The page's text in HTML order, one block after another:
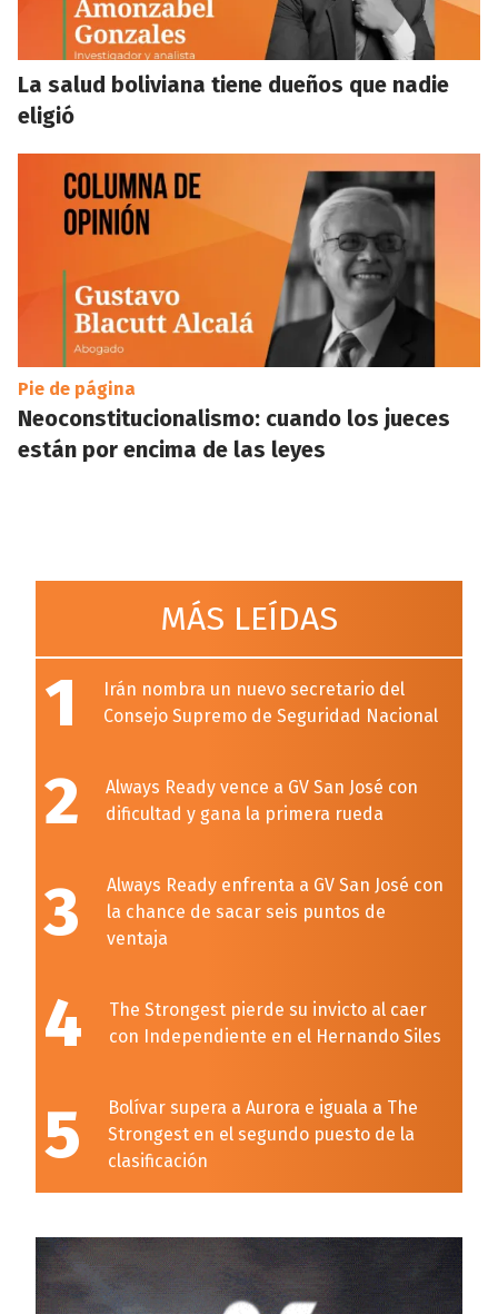
La salud boliviana tiene dueños que nadie
eligió
Pie de página
Neoconstitucionalismo: cuando los jueces
están por encima de las leyes
MÁS LEÍDAS
1
Irán nombra un nuevo secretario del
Consejo Supremo de Seguridad Nacional
2
Always Ready vence a GV San José con
dificultad y gana la primera rueda
3
Always Ready enfrenta a GV San José con
la chance de sacar seis puntos de
ventaja
4
The Strongest pierde su invicto al caer
con Independiente en el Hernando Siles
5
Bolívar supera a Aurora e iguala a The
Strongest en el segundo puesto de la
clasificación